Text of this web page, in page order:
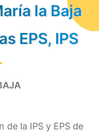
la Baja
EPS, IPS
de la IPS y EPS de